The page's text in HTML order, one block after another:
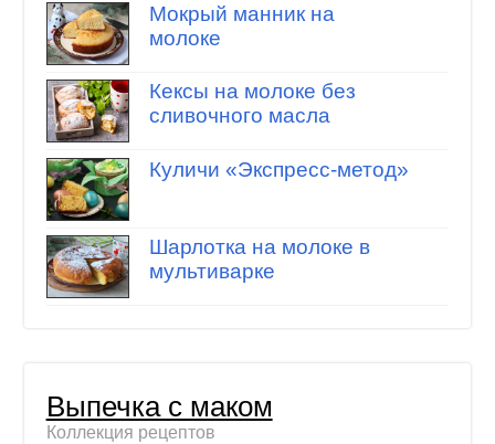
Мокрый манник на
молоке
Кексы на молоке без
сливочного масла
Куличи «Экспресс-метод»
Шарлотка на молоке в
мультиварке
Выпечка с маком
Коллекция рецептов